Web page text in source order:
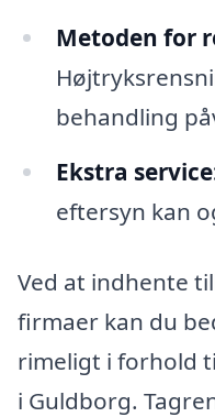
Metoden for
behandling
Ekstra
eftersyn kan
Ved at indhente
firmaer kan du
rimeligt i forhold
i Guldborg.